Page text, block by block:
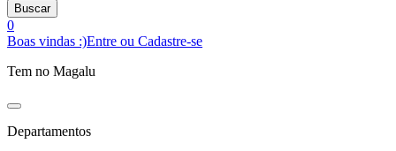
Buscar
0
Boas vindas :)Entre ou Cadastre-se
Tem no Magalu
Departamentos